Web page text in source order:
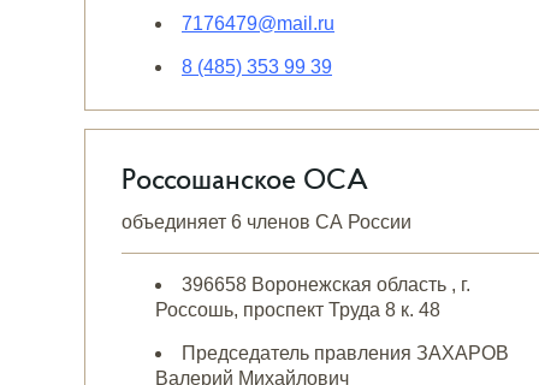
7176479@mail.ru
8 (485) 353 99 39
Россошанское ОСА
объединяет 6 членов СА России
396658 Воронежская область , г.
Россошь, проспект Труда 8 к. 48
Председатель правления ЗАХАРОВ
Валерий Михайлович